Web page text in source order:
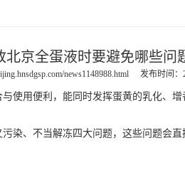
北京全蛋液时要避免哪些问
news1148988.html 发布时间：
使用便利，能同时发挥蛋黄的乳化、
、不当解冻四大问题，这些问题会直